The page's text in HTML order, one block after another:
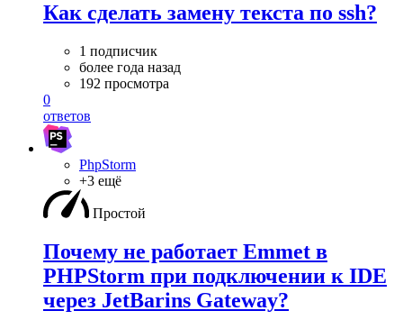
Как сделать замену текста по ssh?
1 подписчик
более года назад
192 просмотра
0
ответов
PhpStorm
+3 ещё
Простой
Почему не работает Emmet в
PHPStorm при подключении к IDE
через JetBarins Gateway?